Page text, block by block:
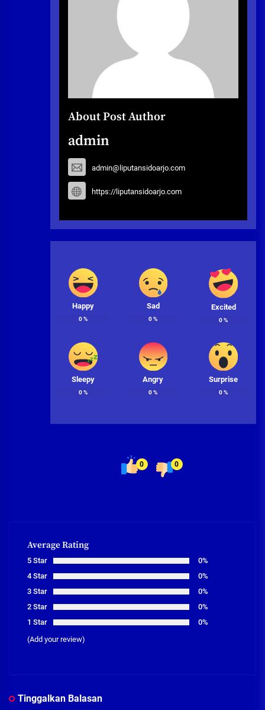
About Post Author
admin
admin@liputansidoarjo.com
https://liputansidoarjo.com
Happy
0%
Sad
0%
Excited
0%
Sleepy
0%
Angry
0%
Surprise
0%
0 0
Average Rating
5 Star
0%
4 Star
0%
3 Star
0%
2 Star
0%
1 Star
0%
(Add your review)
Tinggalkan Balasan